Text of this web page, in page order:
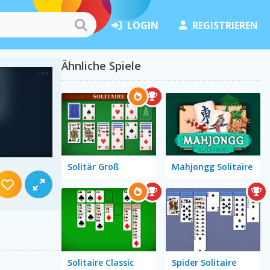
LOGIN REGISTRIEREN
Ähnliche Spiele
Solitär Groß Mahjongg Solitaire
Solitaire Classic Spider Solitaire